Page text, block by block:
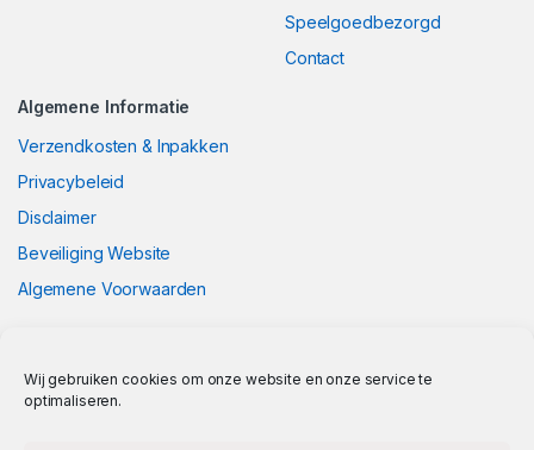
Wij gebruiken cookies om onze website en onze service te
optimaliseren.
Speelgoedbezorgd
Contact
Algemene Informatie
Verzendkosten & Inpakken
Privacybeleid
Disclaimer
Beveiliging Website
Algemene Voorwaarden